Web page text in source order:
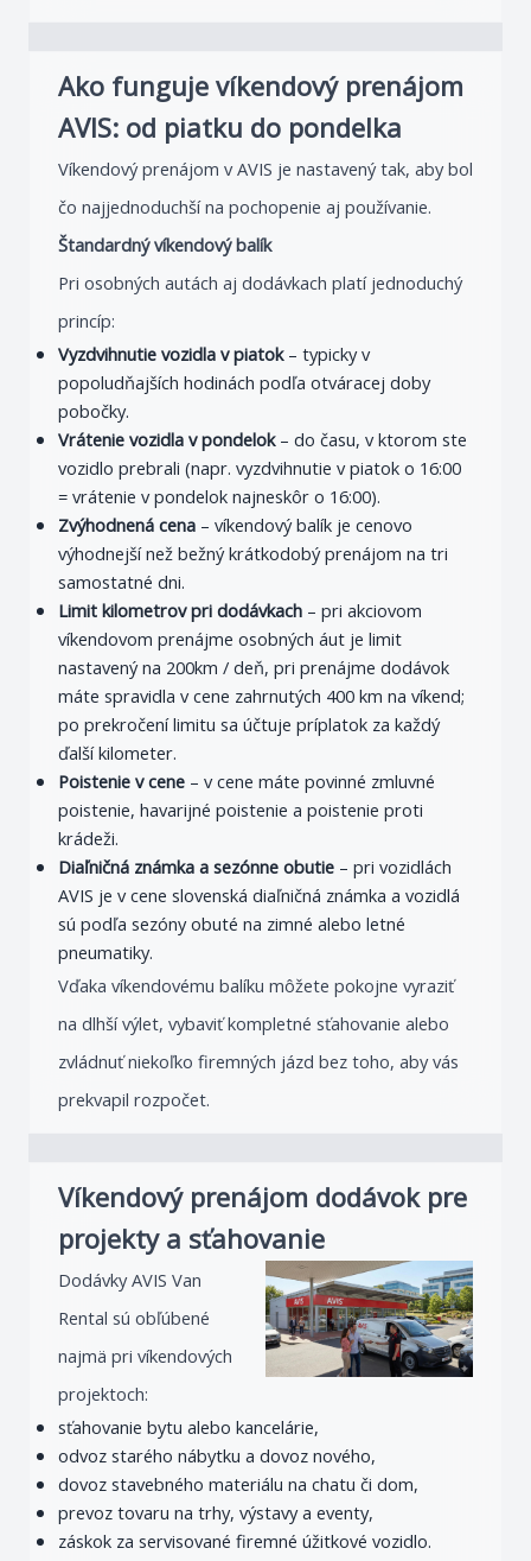
Ako funguje víkendový prenájom
AVIS: od piatku do pondelka
Víkendový prenájom v AVIS je nastavený tak, aby bol
čo najjednoduchší na pochopenie aj používanie.
Štandardný víkendový balík
Pri osobných autách aj dodávkach platí jednoduchý
princíp:
Vyzdvihnutie vozidla v piatok– typicky v
popoludňajších hodinách podľa otváracej doby
pobočky.
Vrátenie vozidla v pondelok– do času, v ktorom ste
vozidlo prebrali (napr. vyzdvihnutie v piatok o 16:00
= vrátenie v pondelok najneskôr o 16:00).
Zvýhodnená cena – víkendový balík je cenovo
výhodnejší než bežný krátkodobý prenájom na tri
samostatné dni.
Limit kilometrov pri dodávkach – pri akciovom
víkendovom prenájme osobných áut je limit
nastavený na 200km / deň, pri prenájme dodávok
máte spravidla v cene zahrnutých 400 km na víkend;
po prekročení limitu sa účtuje príplatok za každý
ďalší kilometer.
Poistenie v cene – v cene máte povinné zmluvné
poistenie, havarijné poistenie a poistenie proti
krádeži.
Diaľničná známka a sezónne obutie – pri vozidlách
AVIS je v cene slovenská diaľničná známka a vozidlá
sú podľa sezóny obuté na zimné alebo letné
pneumatiky.
Vďaka víkendovému balíku môžete pokojne vyraziť
na dlhší výlet, vybaviť kompletné sťahovanie alebo
zvládnuť niekoľko firemných jázd bez toho, aby vás
prekvapil rozpočet.
Víkendový prenájom dodávok pre
projekty a sťahovanie
Dodávky AVIS Van
Rental sú obľúbené
najmä pri víkendových
projektoch:
sťahovanie bytu alebo kancelárie,
odvoz starého nábytku a dovoz nového,
dovoz stavebného materiálu na chatu či dom,
prevoz tovaru na trhy, výstavy a eventy,
záskok za servisované firemné úžitkové vozidlo.